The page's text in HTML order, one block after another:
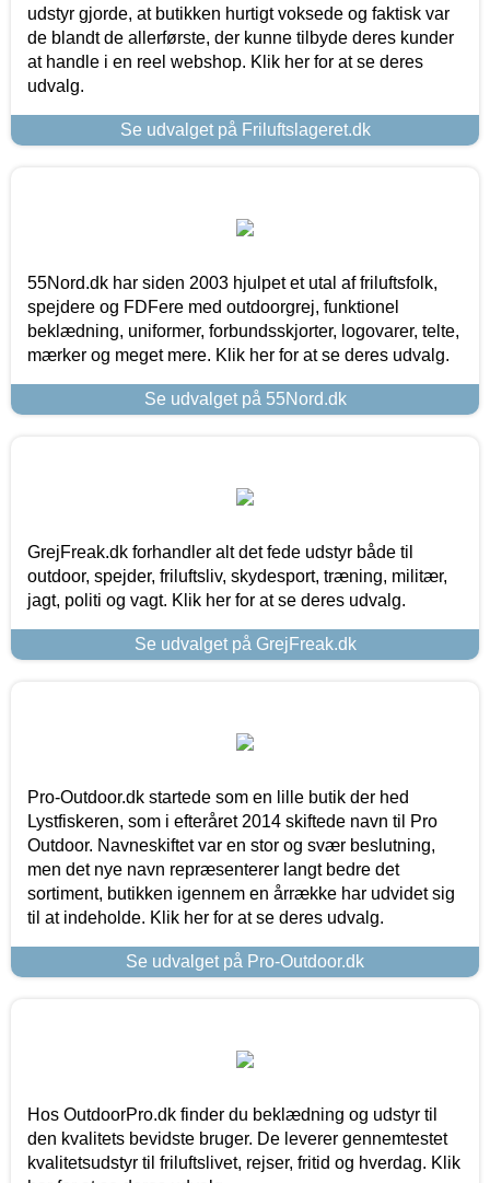
udstyr gjorde, at butikken hurtigt voksede og faktisk var
de blandt de allerførste, der kunne tilbyde deres kunder
at handle i en reel webshop. Klik her for at se deres
udvalg.
Se udvalget på Friluftslageret.dk
55Nord.dk har siden 2003 hjulpet et utal af friluftsfolk,
spejdere og FDFere med outdoorgrej, funktionel
beklædning, uniformer, forbundsskjorter, logovarer, telte,
mærker og meget mere. Klik her for at se deres udvalg.
Se udvalget på 55Nord.dk
GrejFreak.dk forhandler alt det fede udstyr både til
outdoor, spejder, friluftsliv, skydesport, træning, militær,
jagt, politi og vagt. Klik her for at se deres udvalg.
Se udvalget på GrejFreak.dk
Pro-Outdoor.dk startede som en lille butik der hed
Lystfiskeren, som i efteråret 2014 skiftede navn til Pro
Outdoor. Navneskiftet var en stor og svær beslutning,
men det nye navn repræsenterer langt bedre det
sortiment, butikken igennem en årrække har udvidet sig
til at indeholde. Klik her for at se deres udvalg.
Se udvalget på Pro-Outdoor.dk
Hos OutdoorPro.dk finder du beklædning og udstyr til
den kvalitets bevidste bruger. De leverer gennemtestet
kvalitetsudstyr til friluftslivet, rejser, fritid og hverdag. Klik